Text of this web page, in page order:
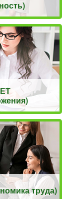
труда)